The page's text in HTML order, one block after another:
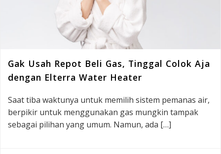
Gak Usah Repot Beli Gas, Tinggal Colok Aja
dengan Elterra Water Heater
Saat tiba waktunya untuk memilih sistem pemanas air,
berpikir untuk menggunakan gas mungkin tampak
sebagai pilihan yang umum. Namun, ada […]